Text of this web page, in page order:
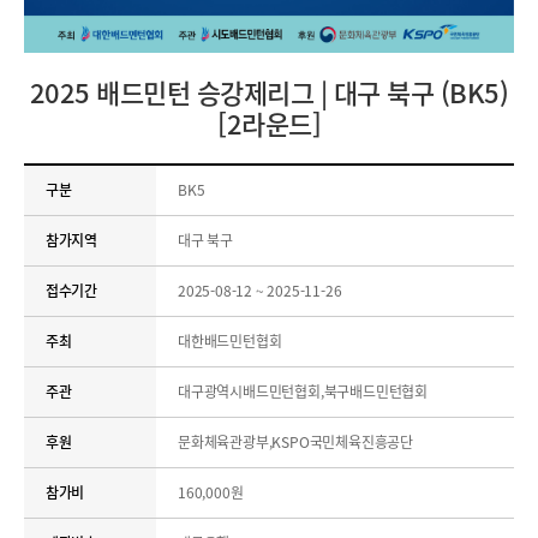
2025 배드민턴 승강제리그 | 대구 북구 (BK5)
[2라운드]
구분 BK5
참가지역 대구 북구
접수기간 2025-08-12 ~ 2025-11-26
주최 대한배드민턴협회
주관 대구광역시배드민턴협회,북구배드민턴협회
후원 문화체육관광부,KSPO국민체육진흥공단
참가비 160,000원